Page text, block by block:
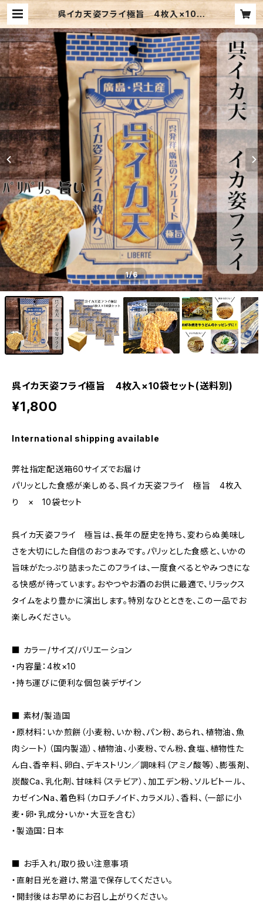
呉イカ天姿フライ極旨 4枚入×10袋
セット(送料別) | libertehonpo
1/6
呉イカ天姿フライ極旨 4枚入×10袋セット(送料別)
¥1,800
International shipping available
弊社指定配送箱60サイズでお届け
パリッとした食感が楽しめる、呉イカ天姿フライ 極旨 4枚入
り × 10袋セット
呉イカ天姿フライ 極旨は、長年の歴史を持ち、変わらぬ美味し
さを大切にした自信のおつまみです。パリッとした食感と、いかの
旨味がたっぷり詰まったこのフライは、一度食べるとやみつきにな
る快感が待っています。おやつやお酒のお供に最適で、リラックス
タイムをより豊かに演出します。特別なひとときを、この一品でお
楽しみください。
■ カラー/サイズ/バリエーション
・内容量：4枚×10
・持ち運びに便利な個包装デザイン
■ 素材/製造国
・原材料：いか煎餅（小麦粉、いか粉、パン粉、あられ、植物油、魚
肉シート）（国内製造）、植物油、小麦粉、でん粉、食塩、植物性た
ん白、香辛料、卵白、デキストリン／調味料（アミノ酸等）、膨張剤、
炭酸Ca、乳化剤、甘味料（ステビア）、加工デン粉、ソルビトール、
カゼインNa、着色料（カロチノイド、カラメル）、香料、（一部に小
麦・卵・乳成分・いか・大豆を含む）
・製造国：日本
■ お手入れ/取り扱い注意事項
・直射日光を避け、常温で保存してください。
・開封後はお早めにお召し上がりください。